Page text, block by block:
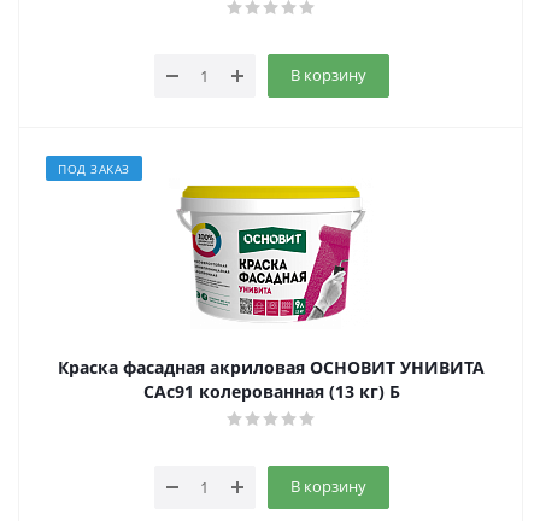
В корзину
ПОД ЗАКАЗ
Краска фасадная акриловая ОСНОВИТ УНИВИТА
САс91 колерованная (13 кг) Б
В корзину